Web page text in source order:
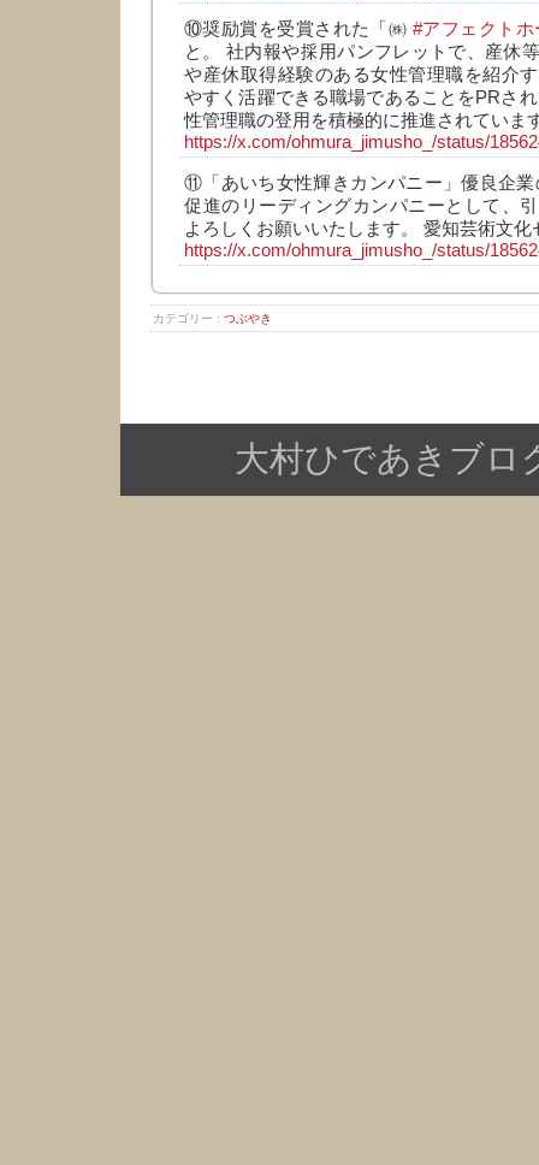
⑩奨励賞を受賞された「㈱ #アフェクト
と。 社内報や採用パンフレットで、産休
や産休取得経験のある女性管理職を紹介
やすく活躍できる職場であることをPRさ
性管理職の登用を積極的に推進されていま
https://x.com/ohmura_jimusho_/status/
⑪「あいち女性輝きカンパニー」優良企
促進のリーディングカンパニーとして、
よろしくお願いいたします。 愛知芸術文化
https://x.com/ohmura_jimusho_/status/
カテゴリー : つぶやき
大村ひであきブロ